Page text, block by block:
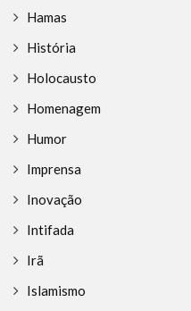
Hamas
História
Holocausto
Homenagem
Humor
Imprensa
Inovação
Intifada
Irã
Islamismo